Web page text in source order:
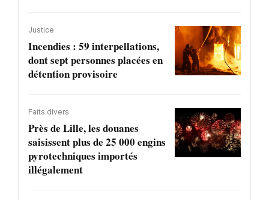
Justice
Incendies : 59 interpellations,
dont sept personnes placées en
détention provisoire
Faits divers
Près de Lille, les douanes
saisissent plus de 25 000 engins
pyrotechniques importés
illégalement